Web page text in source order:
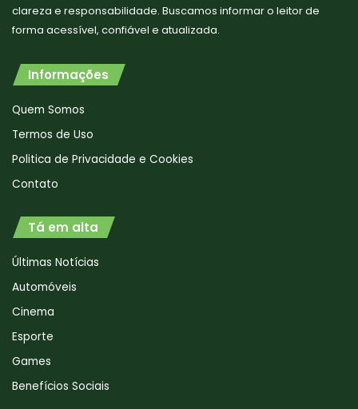
clareza e responsabilidade. Buscamos informar o leitor de
forma acessível, confiável e atualizada.
Informações
Quem Somos
Termos de Uso
Politica de Privacidade e Cookies
Contato
Tá em alta
Últimas Notícias
Automóveis
Cinema
Esporte
Games
Benefícios Sociais